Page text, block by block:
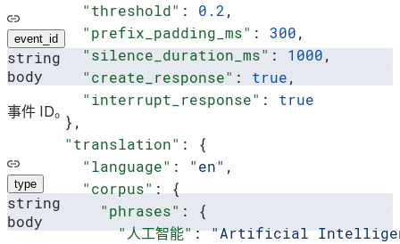
      "threshold"
: 0.2,
      "prefix_padding_ms"
: 300,
      "silence_duration_ms"
: 1000,
      "create_response"
: true,
      "interrupt_response"
: true
    },
    "translation"
: {
      "language"
: "en" ,
      "corpus"
: {
        "phrases"
: {
          "人工智能"
: "Artificial
event_id
string
body
事件 ID。
type
string
body